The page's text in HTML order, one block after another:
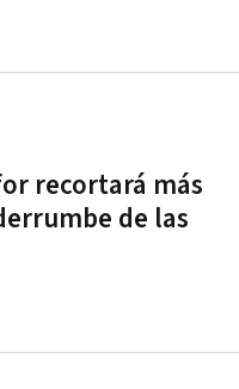
recortará más
de las